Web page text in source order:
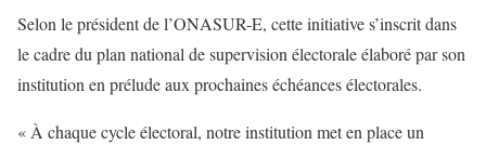
Selon le président de l’ONASUR-E, cette initiative s’inscrit dans
le cadre du plan national de supervision électorale élaboré par son
institution en prélude aux prochaines échéances électorales.
« À chaque cycle électoral, notre institution met en place un